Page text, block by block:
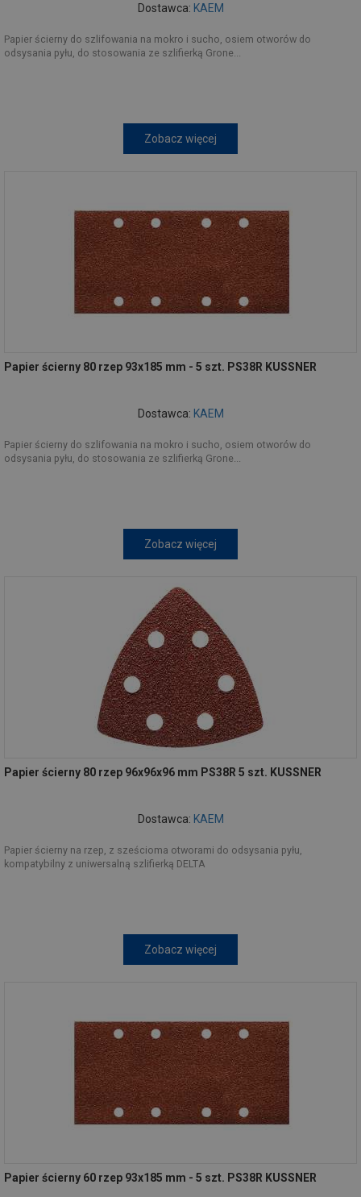
Dostawca: KAEM
Papier ścierny do szlifowania na mokro i sucho, osiem otworów do
odsysania pyłu, do stosowania ze szlifierką Grone...
Zobacz więcej
Papier ścierny 80 rzep 93x185 mm - 5 szt. PS38R KUSSNER
Dostawca: KAEM
Papier ścierny do szlifowania na mokro i sucho, osiem otworów do
odsysania pyłu, do stosowania ze szlifierką Grone...
Zobacz więcej
Papier ścierny 80 rzep 96x96x96 mm PS38R 5 szt. KUSSNER
Dostawca: KAEM
Papier ścierny na rzep, z sześcioma otworami do odsysania pyłu,
kompatybilny z uniwersalną szlifierką DELTA
Zobacz więcej
Papier ścierny 60 rzep 93x185 mm - 5 szt. PS38R KUSSNER